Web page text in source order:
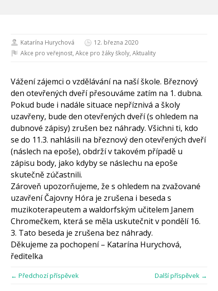
Katarína Hurychová
12. března 2020
Akce pro veřejnost,Akce pro žáky školy,Aktuality
Vážení zájemci o vzdělávání na naší škole. Březnový
den otevřených dveří přesouváme zatím na 1. dubna.
Pokud bude i nadále situace nepříznivá a školy
uzavřeny, bude den otevřených dveří (s ohledem na
dubnové zápisy) zrušen bez náhrady. Všichni ti, kdo
se do 11.3. nahlásili na březnový den otevřených dveří
(náslech na epoše), obdrží v takovém případě u
zápisu body, jako kdyby se náslechu na epoše
skutečně zúčastnili.
Zároveň upozorňujeme, že s ohledem na zvažované
uzavření Čajovny Hóra je zrušena i beseda s
muzikoterapeutem a waldorfským učitelem Janem
Chromečkem, která se měla uskutečnit v pondělí 16.
3. Tato beseda je zrušena bez náhrady.
Děkujeme za pochopení – Katarína Hurychová,
ředitelka
← Předchozí příspěvek Další příspěvek →